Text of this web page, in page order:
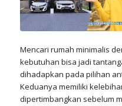
Mencari rumah minimalis
kebutuhan bisa jadi
dihadapkan pada pilihan
Keduanya memiliki
dipertimbangkan sebelum